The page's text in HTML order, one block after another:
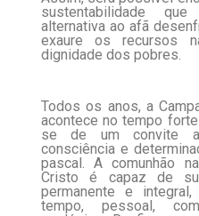
sustentabilidade
alternativa ao afã
exaure os recursos
dignidade dos pobres.
Todos os anos, a
acontece no tempo forte
se de um convite
consciência e
pascal. A comunhão
Cristo é capaz de
permanente e
tempo, pessoal,